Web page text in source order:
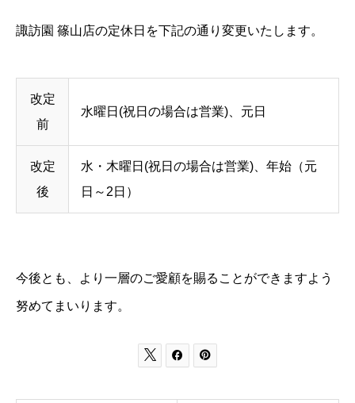
諏訪園 篠山店の定休日を下記の通り変更いたします。
改定
前
水曜日(祝日の場合は営業)、元日
改定
後
水・木曜日(祝日の場合は営業)、年始（元
日～2日）
今後とも、より一層のご愛顧を賜ることができますよう
努めてまいります。
  